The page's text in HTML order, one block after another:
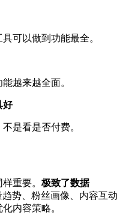
可以做到功能最全。
越来越全面。
好
是看是否付费。
重要。 极致了数据
趋势、粉丝画像、内容互动
内容策略。